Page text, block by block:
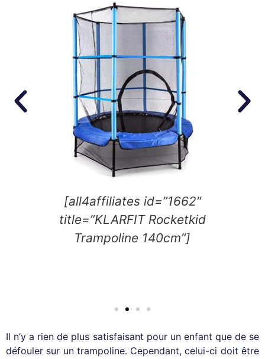
[all4affiliates id=”1662″
title=”KLARFIT Rocketkid
Trampoline 140cm”]
Il n’y a rien de plus satisfaisant pour un enfant que de se
défouler sur un trampoline. Cependant, celui-ci doit être